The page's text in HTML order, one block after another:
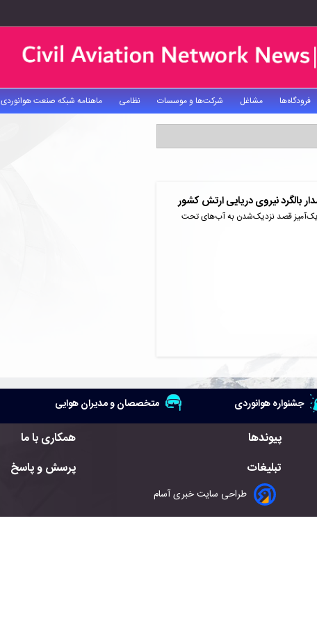
فرودگاه‌ها مشاغل شرکت‌ها و موسسات نظامی ماهنامه شبکه صنعت هوانوردی
بالگرد نیروی دریایی ارتش کشور
صبح امروز ناوشکن آمریکایی «فیتزجرالد» در اقدامی تحریک‌آمیز قصد نزدیک‌‎شدن به آب‌های تحت
جشنواره هوانوردی متخصصان و مدیران هوایی
پیوندها
تبلیغات
همکاری با ما
پرسش و پاسخ
طراحی سایت خبری آسام